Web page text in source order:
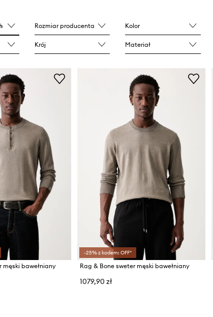
garderoby, ta
kolekcja jest dla Ciebie
z przemyślanych detali i
stwierdzeń z ponadczasowym
Rozmiar producenta Kolor
Krój Materiał
męski bawełniany
-25% z kodem: OFF*
Rag & Bone sweter męski bawełniany
1079,90 zł